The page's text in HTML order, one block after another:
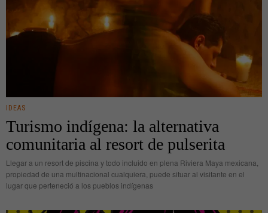
IDEAS
Turismo indígena: la alternativa
comunitaria al resort de pulserita
Llegar a un resort de piscina y todo incluido en plena Riviera Maya mexicana,
propiedad de una multinacional cualquiera, puede situar al visitante en el
lugar que perteneció a los pueblos indígenas